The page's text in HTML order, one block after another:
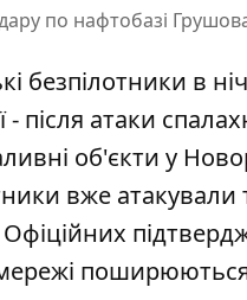
по нафтобазі
безпілотники в
- після атаки
об'єкти у
вже
поширюються